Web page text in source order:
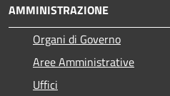
AMMINISTRAZIONE
Organi di Governo
Aree Amministrative
Uffici